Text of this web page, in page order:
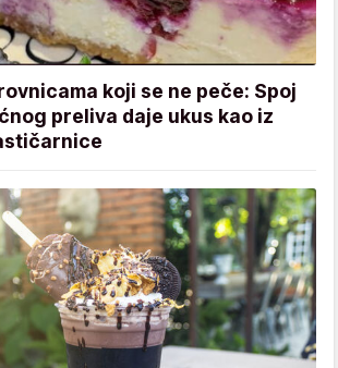
koji se ne peče: Spoj
preliva daje ukus kao iz